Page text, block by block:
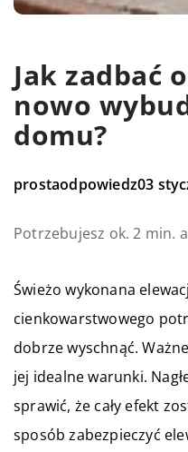
Jak zadbać
nowo
domu?
prostaodpowiedz03
Potrzebujesz ok. 2 min.
Świeżo wykonana
cienkowarstwowego
dobrze wyschnąć.
jej idealne warunki.
sprawić, że cały efekt
sposób zabezpieczyć